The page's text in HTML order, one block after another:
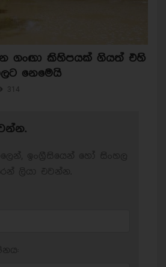
ගංඟා කිහිපයක් ගියත් එහි
නෙමෙයි
314